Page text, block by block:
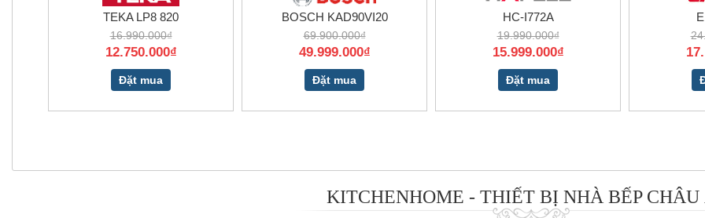
TEKA LP8 820
16.990.000₫
12.750.000₫
Đặt mua
BOSCH KAD90VI20
69.900.000₫
49.999.000₫
Đặt mua
HC-I772A
19.990.000₫
15.999.000₫
Đặt mua
KITCHENHOME - THIẾT BỊ NHÀ BẾP CHÂU